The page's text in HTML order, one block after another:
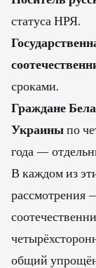
статуса НРЯ.
сроками.
Граждане
Украиныпо
года —
В каждом из
общий